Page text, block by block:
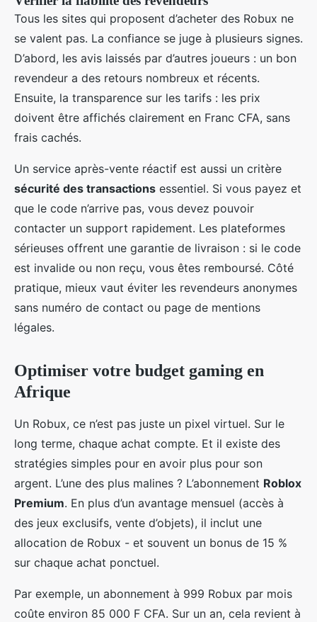
Tous les sites qui proposent d’acheter des Robux ne
se valent pas. La confiance se juge à plusieurs signes.
D’abord, les avis laissés par d’autres joueurs : un bon
revendeur a des retours nombreux et récents.
Ensuite, la transparence sur les tarifs : les prix
doivent être affichés clairement en Franc CFA, sans
frais cachés.
Un service après-vente réactif est aussi un critère
sécurité des transactions essentiel. Si vous payez et
que le code n’arrive pas, vous devez pouvoir
contacter un support rapidement. Les plateformes
sérieuses offrent une garantie de livraison : si le code
est invalide ou non reçu, vous êtes remboursé. Côté
pratique, mieux vaut éviter les revendeurs anonymes
sans numéro de contact ou page de mentions
légales.
Optimiser votre budget gaming en
Afrique
Un Robux, ce n’est pas juste un pixel virtuel. Sur le
long terme, chaque achat compte. Et il existe des
stratégies simples pour en avoir plus pour son
argent. L’une des plus malines ? L’abonnement Roblox
Premium. En plus d’un avantage mensuel (accès à
des jeux exclusifs, vente d’objets), il inclut une
allocation de Robux - et souvent un bonus de 15 %
sur chaque achat ponctuel.
Par exemple, un abonnement à 999 Robux par mois
coûte environ 85 000 F CFA. Sur un an, cela revient à